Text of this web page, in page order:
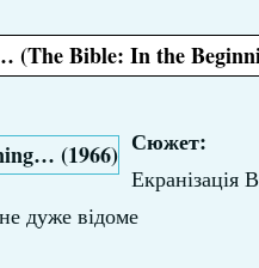
(The Bible: In the
Сюжет:
Екранізація
дуже відоме